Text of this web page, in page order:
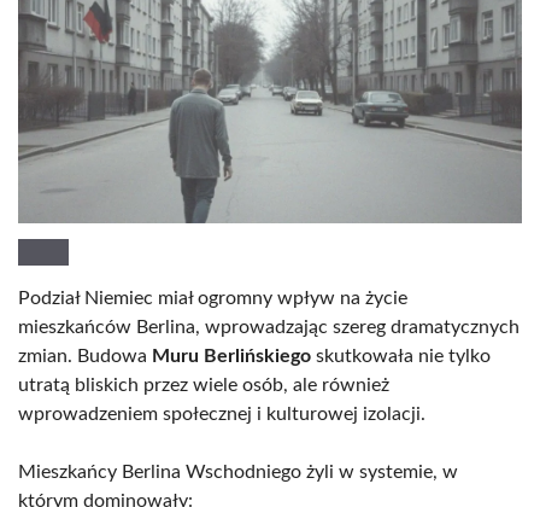
Podział Niemiec miał ogromny wpływ na życie
mieszkańców Berlina, wprowadzając szereg dramatycznych
zmian. Budowa Muru Berlińskiego skutkowała nie tylko
utratą bliskich przez wiele osób, ale również
wprowadzeniem społecznej i kulturowej izolacji.
Mieszkańcy Berlina Wschodniego żyli w systemie, w
którym dominowały: